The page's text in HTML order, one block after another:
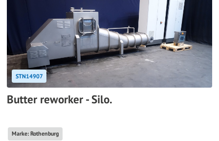
STN14907
Butter reworker - Silo.
Marke: Rothenburg